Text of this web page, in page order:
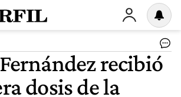
recibió
dosis de la